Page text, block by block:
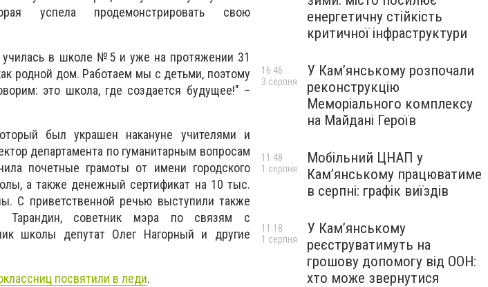
успела продемонстрировать свою
училась в школе №5 и уже на протяжении 31
родной дом. Работаем мы с детьми, поэтому
это школа, где создается будущее!" –
был украшен накануне учителями и
департамента по гуманитарным вопросам
почетные грамоты от имени городского
а также денежный сертификат на 10 тыс.
С приветственной речью выступили также
Тарандин, советник мэра по связям с
школы депутат Олег Нагорный и другие
посвятили в леди.
енергетичну стійкість
критичної інфраструктури
У Кам’янському розпочали
реконструкцію
Меморіального комплексу
на Майдані Героїв
16:46
3 серпня
Мобільний ЦНАП у
Кам’янському працюватиме
в серпні: графік виїздів
11:48
1 серпня
У Кам’янському
реєструватимуть на
грошову допомогу від ООН:
хто може звернутися
11:18
1 серпня